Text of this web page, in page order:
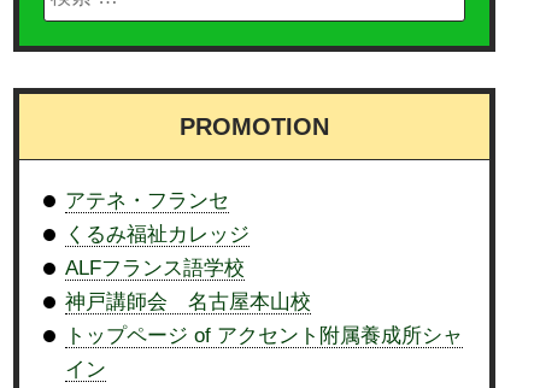
PROMOTION
アテネ・フランセ
くるみ福祉カレッジ
ALFフランス語学校
神戸講師会 名古屋本山校
トップページ of アクセント附属養成所シャ
イン